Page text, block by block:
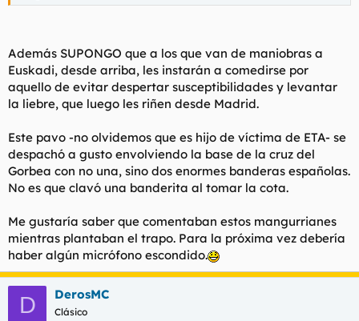
Además SUPONGO que a los que van de maniobras a
Euskadi, desde arriba, les instarán a comedirse por
aquello de evitar despertar susceptibilidades y levantar
la liebre, que luego les riñen desde Madrid.
Este pavo -no olvidemos que es hijo de víctima de ETA- se
despachó a gusto envolviendo la base de la cruz del
Gorbea con no una, sino dos enormes banderas españolas.
No es que clavó una banderita al tomar la cota.
Me gustaría saber que comentaban estos mangurrianes
mientras plantaban el trapo. Para la próxima vez debería
haber algún micrófono escondido.
D DerosMC
Clásico